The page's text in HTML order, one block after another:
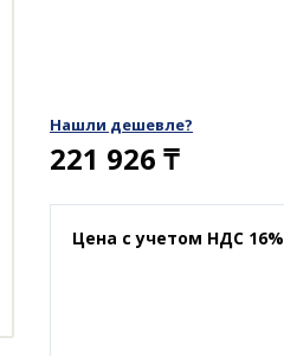
Нашли дешевле?
221 926 ₸
Цена с учетом НДС 16%